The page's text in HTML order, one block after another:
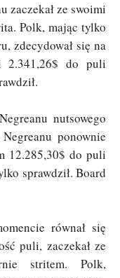
zaczekał ze swoimi
Polk, mając tylko
zdecydował się na
2.341,26$ do puli
nutsowego
ponownie
12.285,30$ do puli
sprawdził. Board
równał się
puli, zaczekał ze
stritem. Polk,